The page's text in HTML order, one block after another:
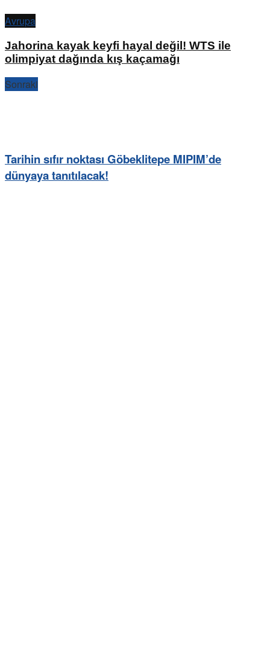
Avrupa
Jahorina kayak keyfi hayal değil! WTS ile
olimpiyat dağında kış kaçamağı
Sonraki
Tarihin sıfır noktası Göbeklitepe MIPIM’de
dünyaya tanıtılacak!